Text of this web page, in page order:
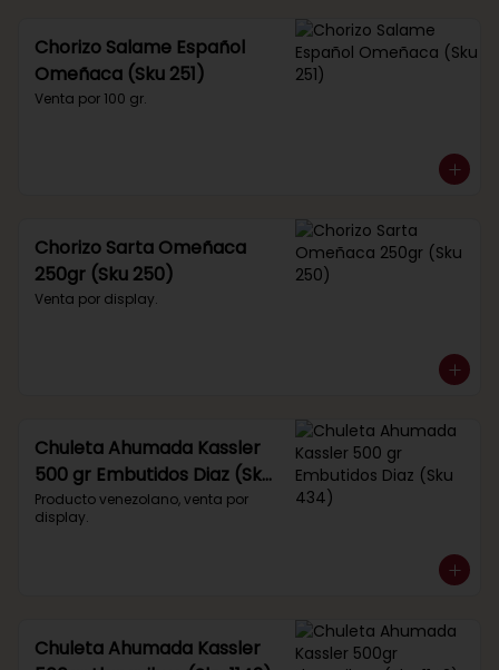
Chorizo Salame Español
Omeñaca (Sku 251)
Venta por 100 gr.
Chorizo Sarta Omeñaca
250gr (Sku 250)
Venta por display.
Chuleta Ahumada Kassler
500 gr Embutidos Diaz (Sku
434)
Producto venezolano, venta por
display.
Chuleta Ahumada Kassler